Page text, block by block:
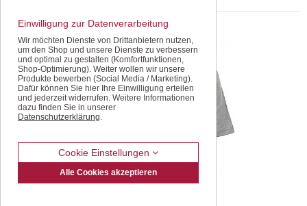
Einwilligung zur Datenverarbeitung
Wir möchten Dienste von Drittanbietern nutzen,
um den Shop und unsere Dienste zu verbessern
und optimal zu gestalten (Komfortfunktionen,
Shop-Optimierung). Weiter wollen wir unsere
Produkte bewerben (Social Media / Marketing).
Dafür können Sie hier Ihre Einwilligung erteilen
und jederzeit widerrufen. Weitere Informationen
dazu finden Sie in unserer
Datenschutzerklärung.
Cookie Einstellungen
Alle Cookies akzeptieren